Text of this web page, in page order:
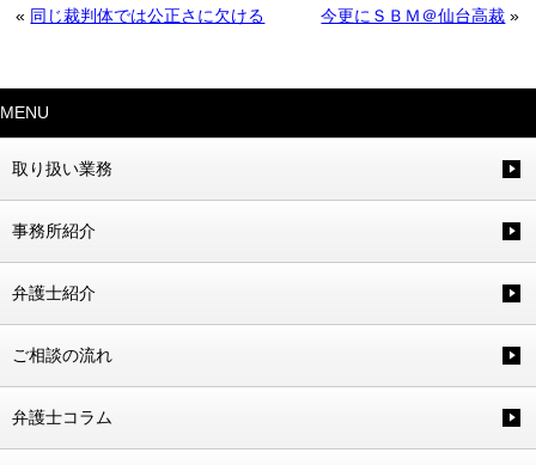
« 同じ裁判体では公正さに欠ける 今更にＳＢＭ＠仙台高裁 »
MENU
取り扱い業務
事務所紹介
弁護士紹介
ご相談の流れ
弁護士コラム